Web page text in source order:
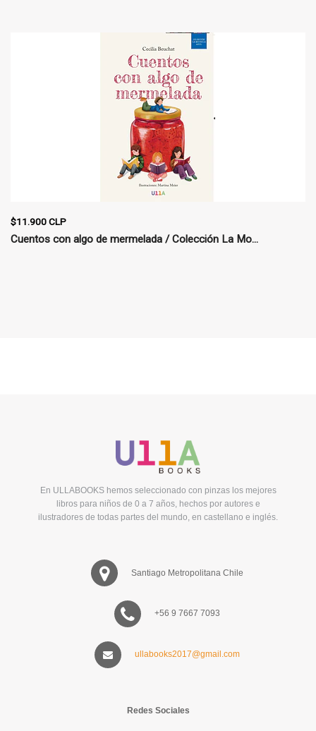
$11.900 CLP
Cuentos con algo de mermelada / Colección La Mo...
En ULLABOOKS hemos seleccionado con pinzas los mejores
libros para niños de 0 a 7 años, hechos por autores e
ilustradores de todas partes del mundo, en castellano e inglés.
Santiago Metropolitana Chile
+56 9 7667 7093
ullabooks2017@gmail.com
Redes Sociales